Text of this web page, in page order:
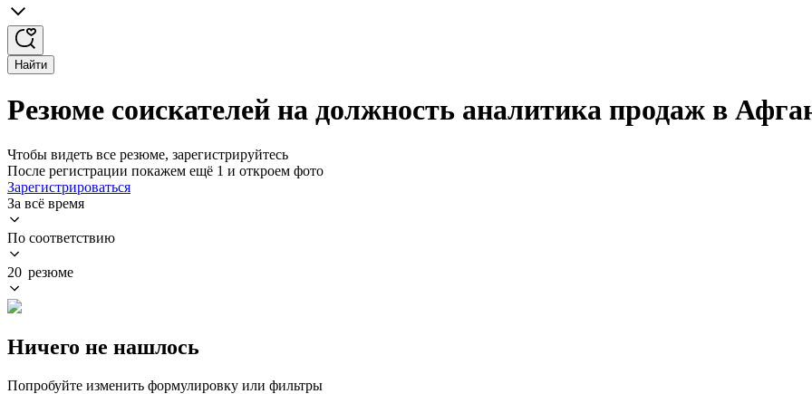
Найти
Резюме соискателей на должность аналитика продаж в
Чтобы видеть все резюме, зарегистрируйтесь
После регистрации покажем ещё 1 и откроем фото
Зарегистрироваться
За всё время
По соответствию
20 резюме
Ничего не нашлось
Попробуйте изменить формулировку или фильтры